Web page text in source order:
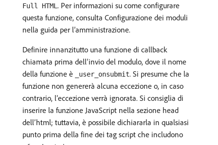
Full HTML . Per informazioni su come configurare
questa funzione, consulta Configurazione dei moduli
nella guida per l’amministrazione.
Definire innanzitutto una funzione di callback
chiamata prima dell’invio del modulo, dove il nome
della funzione è
_user_onsubmit. Si presume che la
funzione non genererà alcuna eccezione o, in caso
contrario, l’eccezione verrà ignorata. Si consiglia di
inserire la funzione JavaScript nella sezione head
dell’html; tuttavia, è possibile dichiararla in qualsiasi
punto prima della fine dei tag script che includono